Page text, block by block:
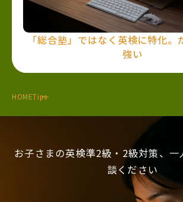
「総合塾」ではなく英検に特化。
強い
HOMETips
お子さまの英検準2級・2級対策、
談ください